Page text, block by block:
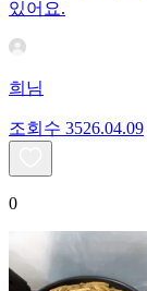
있어요.
희님
조회수 3526.04.09
0